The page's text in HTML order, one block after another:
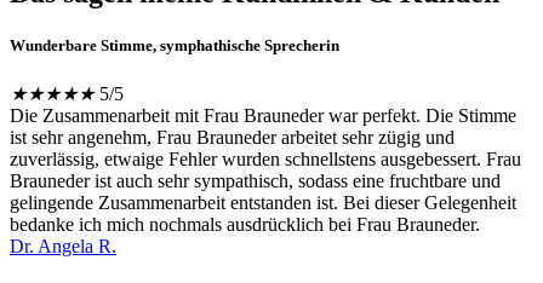
Wunderbare Stimme, symphathische Sprecherin
★★★★★ 5/5
Die Zusammenarbeit mit Frau Brauneder war perfekt. Die Stimme
ist sehr angenehm, Frau Brauneder arbeitet sehr zügig und
zuverlässig, etwaige Fehler wurden schnellstens ausgebessert. Frau
Brauneder ist auch sehr sympathisch, sodass eine fruchtbare und
gelingende Zusammenarbeit entstanden ist. Bei dieser Gelegenheit
bedanke ich mich nochmals ausdrücklich bei Frau Brauneder.
Dr. Angela R.